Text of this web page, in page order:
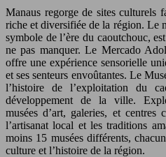
Manaus regorge de sites culturels
riche et diversifiée de la région. Le
symbole de l’ère du caoutchouc,
ne pas manquer. Le Mercado
offre une expérience sensorielle
et ses senteurs envoûtantes. Le
l’histoire de l’exploitation du
développement de la ville.
musées d’art, galeries, et
l’artisanat local et les traditions
moins 15 musées différents,
culture et l’histoire de la région.